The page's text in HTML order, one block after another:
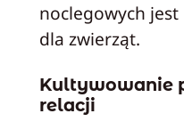
noclegowych
dla zwierząt.
Kultywowanie
relacji